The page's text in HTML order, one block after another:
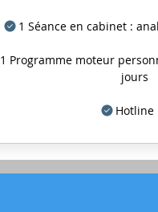
1 Séance en cabinet :
1 Programme moteur
jours
Hotline